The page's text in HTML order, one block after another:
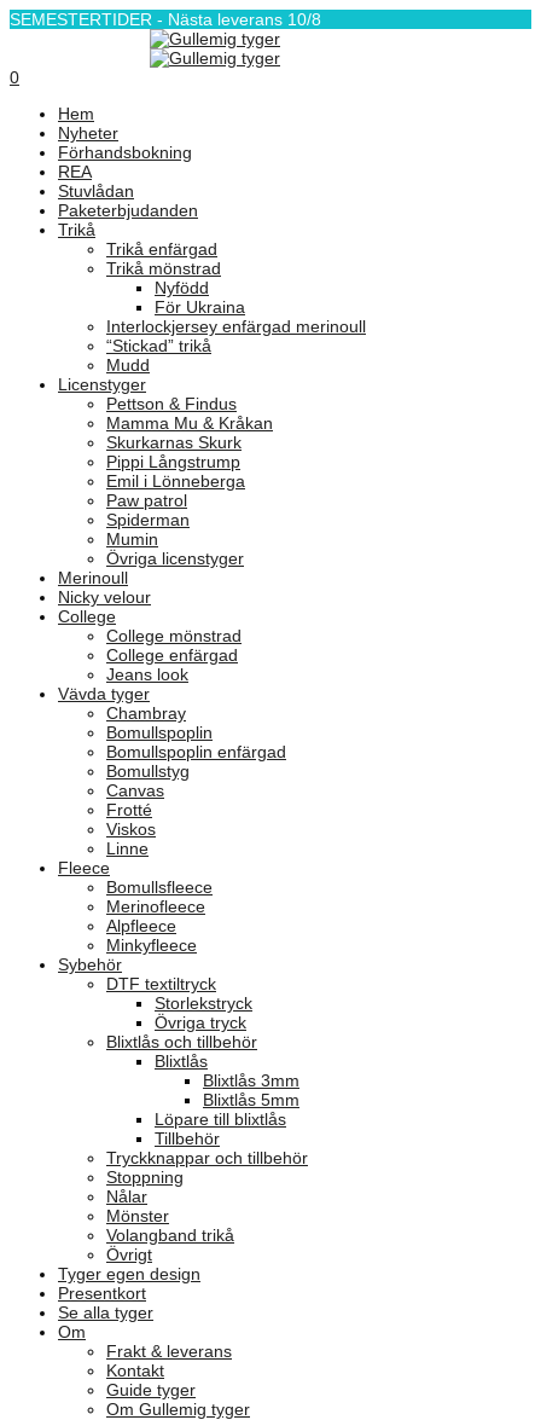
SEMESTERTIDER - Nästa leverans 10/8
0
Hem
Nyheter
Förhandsbokning
REA
Stuvlådan
Paketerbjudanden
Trikå
Trikå enfärgad
Trikå mönstrad
Nyfödd
För Ukraina
Interlockjersey enfärgad merinoull
“Stickad” trikå
Mudd
Licenstyger
Pettson & Findus
Mamma Mu & Kråkan
Skurkarnas Skurk
Pippi Långstrump
Emil i Lönneberga
Paw patrol
Spiderman
Mumin
Övriga licenstyger
Merinoull
Nicky velour
College
College mönstrad
College enfärgad
Jeans look
Vävda tyger
Chambray
Bomullspoplin
Bomullspoplin enfärgad
Bomullstyg
Canvas
Frotté
Viskos
Linne
Fleece
Bomullsfleece
Merinofleece
Alpfleece
Minkyfleece
Sybehör
DTF textiltryck
Storlekstryck
Övriga tryck
Blixtlås och tillbehör
Blixtlås
Blixtlås 3mm
Blixtlås 5mm
Löpare till blixtlås
Tillbehör
Tryckknappar och tillbehör
Stoppning
Nålar
Mönster
Volangband trikå
Övrigt
Tyger egen design
Presentkort
Se alla tyger
Om
Frakt & leverans
Kontakt
Guide tyger
Om Gullemig tyger